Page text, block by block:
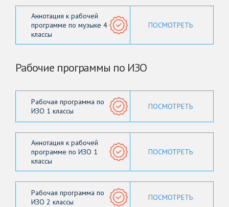
Аннотация к рабочей
программе по музыке 4
классы
ПОСМОТРЕТЬ
Рабочие программы по ИЗО
Рабочая программа по
ИЗО 1 классы
ПОСМОТРЕТЬ
Аннотация к рабочей
программе по ИЗО 1
классы
ПОСМОТРЕТЬ
Рабочая программа по
ИЗО 2 классы
ПОСМОТРЕТЬ